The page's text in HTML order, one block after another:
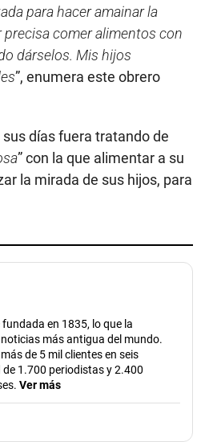
para hacer amainar la
precisa comer alimentos con
dárselos. Mis hijos
”, enumera este obrero
días fuera tratando de
” con la que alimentar a su
la mirada de sus hijos, para
en 1835, lo que la
más antigua del mundo.
de 5 mil clientes en seis
1.700 periodistas y 2.400
Ver más